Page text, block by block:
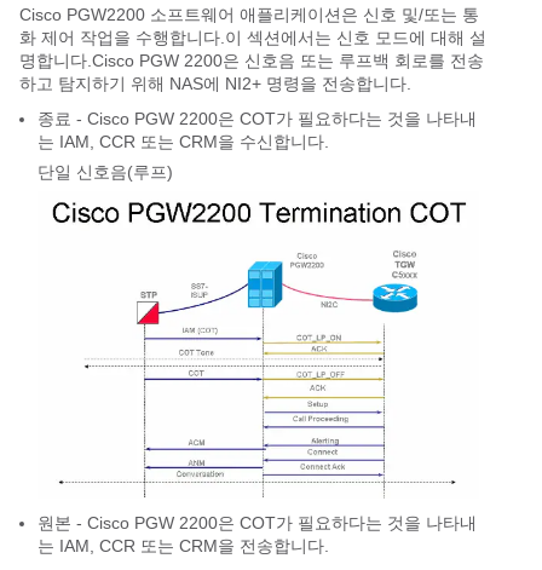
Cisco PGW2200 소프트웨어 애플리케이션은 신호 및/또는 통
화 제어 작업을 수행합니다.이 섹션에서는 신호 모드에 대해 설
명합니다.Cisco PGW 2200은 신호음 또는 루프백 회로를 전송
하고 탐지하기 위해 NAS에 NI2+ 명령을 전송합니다.
종료 - Cisco PGW 2200은 COT가 필요하다는 것을 나타내
는 IAM, CCR 또는 CRM을 수신합니다.
단일 신호음(루프)
원본 - Cisco PGW 2200은 COT가 필요하다는 것을 나타내
는 IAM, CCR 또는 CRM을 전송합니다.